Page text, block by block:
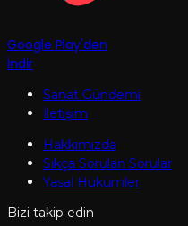
Google Play'den
İndir
Sanat Gündemi
İletişim
Hakkımızda
Sıkça Sorulan Sorular
Yasal Hükümler
Bizi takip edin